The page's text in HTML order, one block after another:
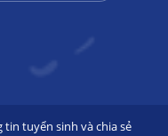
tuyển sinh và chia sẻ